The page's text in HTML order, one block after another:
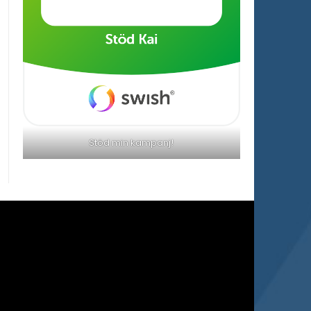
Stöd min kampanj!